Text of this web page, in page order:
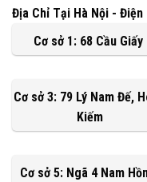
Địa Chỉ Tại Hà Nội - Điện
Cơ sở 1: 68 Cầu Giấy
Cơ sở 3: 79 Lý Nam Đế,
Kiếm
Cơ sở 5: Ngã 4 Nam